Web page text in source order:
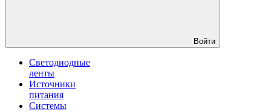
Войти
Светодиодные
ленты
Источники
питания
Системы